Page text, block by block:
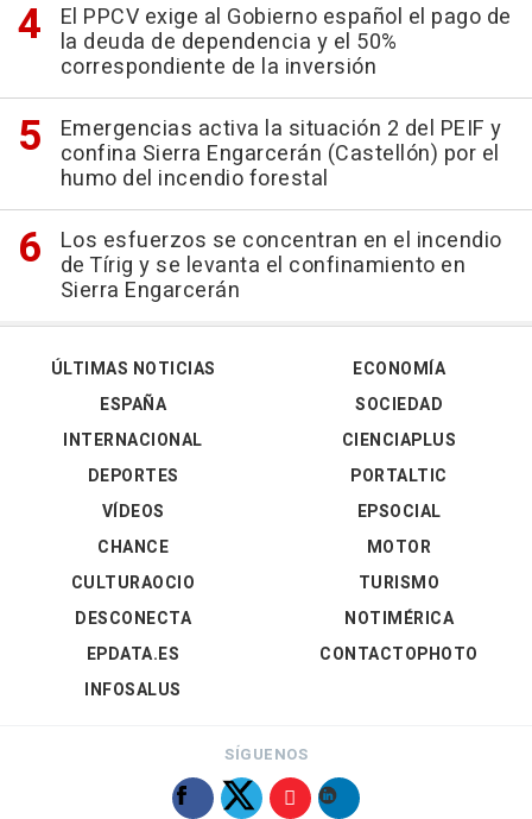
El PPCV exige al Gobierno español el pago de
la deuda de dependencia y el 50%
correspondiente de la inversión
Emergencias activa la situación 2 del PEIF y
confina Sierra Engarcerán (Castellón) por el
humo del incendio forestal
Los esfuerzos se concentran en el incendio
de Tírig y se levanta el confinamiento en
Sierra Engarcerán
ÚLTIMAS NOTICIAS
ESPAÑA
INTERNACIONAL
DEPORTES
VÍDEOS
ECONOMÍA
SOCIEDAD
CIENCIAPLUS
PORTALTIC
EPSOCIAL
CHANCE
CULTURAOCIO
DESCONECTA
EPDATA.ES
INFOSALUS
MOTOR
TURISMO
NOTIMÉRICA
CONTACTOPHOTO
SÍGUENOS